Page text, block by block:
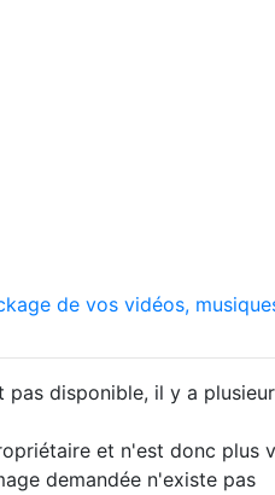
de vos vidéos,
pas disponible, il y a
et n'est donc plus
demandée n'existe pas